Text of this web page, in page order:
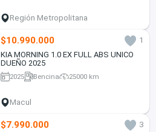
Región Metropolitana
$10.990.000
1
KIA MORNING 1.0 EX FULL ABS UNICO
DUEÑO 2025
2025 Bencina 25000 km
Macul
$7.990.000 3